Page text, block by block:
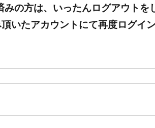
の方は、いったんログアウトを
いたアカウントにて再度ログイ